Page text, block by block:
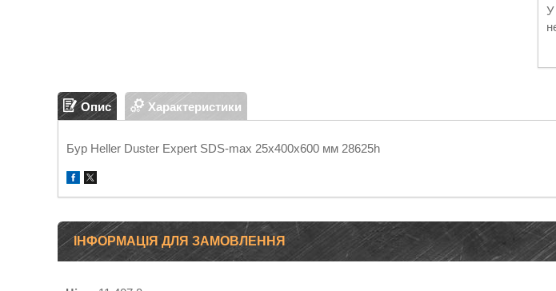
У
Опис Характеристики
Бур Heller Duster Expert SDS-max 25х400х600 мм 28625h
ІНФОРМАЦІЯ ДЛЯ ЗАМОВЛЕННЯ